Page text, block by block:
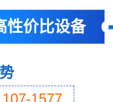
性价比设备
1577